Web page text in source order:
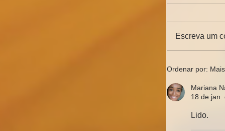
O motivo
Escreva um
Ordenar por:
Mariana
18 de jan.
Lido.